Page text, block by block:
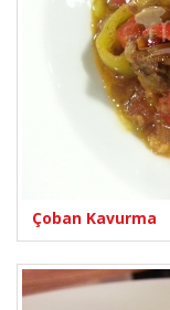
Çoban Kavurma